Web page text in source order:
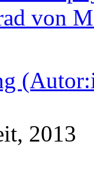
2013
der